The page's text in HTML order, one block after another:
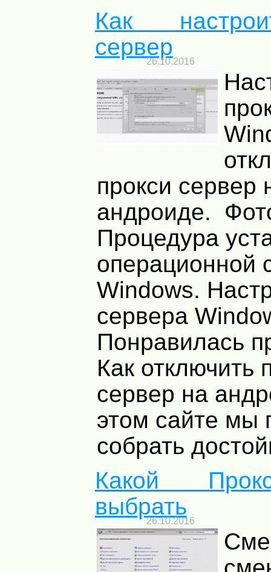
Как
сервер
26.10.2016
прокси сервер
андроиде.
Процедура
операционной
Windows.
сервера
Понравилась
Как отключить
сервер на
этом сайте мы
собрать
Какой
выбрать
26.10.2016